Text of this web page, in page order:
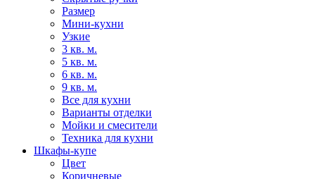
Размер
Мини-кухни
Узкие
3 кв. м.
5 кв. м.
6 кв. м.
9 кв. м.
Все для кухни
Варианты отделки
Мойки и смесители
Техника для кухни
Шкафы-купе
Цвет
Коричневые